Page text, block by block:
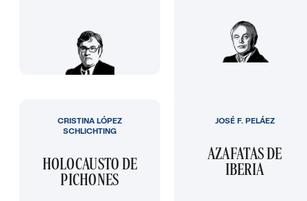
HOLOCAUSTO DE
PICHONES
CRISTINA LÓPEZ
SCHLICHTING
AZAFATAS DE
IBERIA
JOSÉ F. PELÁEZ